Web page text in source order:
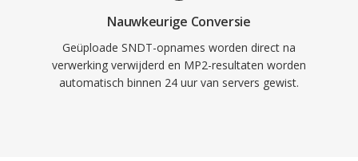
Nauwkeurige Conversie
Geüploade SNDT-opnames worden direct na
verwerking verwijderd en MP2-resultaten worden
automatisch binnen 24 uur van servers gewist.